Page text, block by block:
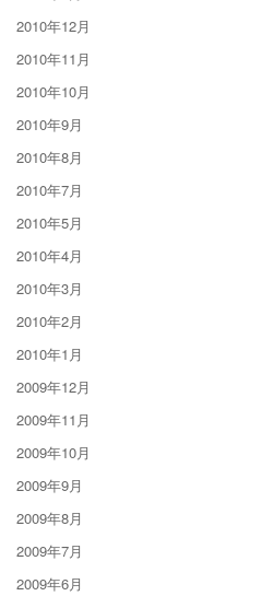
2010年12月
2010年11月
2010年10月
2010年9月
2010年8月
2010年7月
2010年5月
2010年4月
2010年3月
2010年2月
2010年1月
2009年12月
2009年11月
2009年10月
2009年9月
2009年8月
2009年7月
2009年6月